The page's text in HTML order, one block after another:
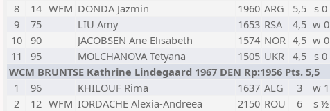
8
14 WFM DONDA Jazmin 1960 ARG 5,5 s 0
9
75 LIU Amy 1653 RSA 4,5 w 0
10
90 JACOBSEN Ane Elisabeth 1574 NOR 4,5 w 0
11
95 MOLCHANOVA Tetyana 1505 UKR 4,5
s 0
WCM BRUNTSE Kathrine Lindegaard 1967 DEN Rp:1956 Pts. 5,5
1
96 KHILOUF Rima 1637 ALG 3
w 1
2
12 WFM IORDACHE Alexia-Andreea 2150 ROU 6
s ½